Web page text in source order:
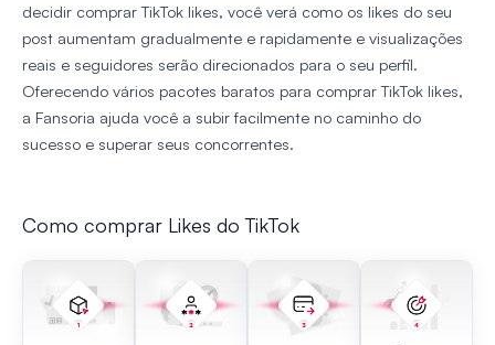
decidir comprar TikTok likes, você verá como os likes do seu
post aumentam gradualmente e rapidamente e visualizações
reais e seguidores serão direcionados para o seu perfil.
Oferecendo vários pacotes baratos para comprar TikTok likes,
a Fansoria ajuda você a subir facilmente no caminho do
sucesso e superar seus concorrentes.
Como comprar Likes do TikTok